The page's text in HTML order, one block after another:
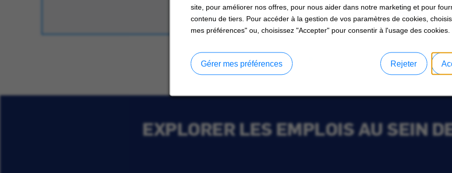
site, pour améliorer nos offres, pour nous aider dans notre marketing et pour
contenu de tiers. Pour accéder à la gestion de vos paramètres de cookies,
mes préférences" ou, choisissez "Accepter" pour consentir à l'usage des cookies.
Rejeter
Gérer mes préférences
EXPLORER LES EMPLOIS AU SEIN